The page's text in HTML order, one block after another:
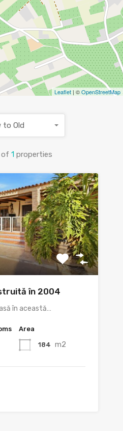
Leaflet| ©OpenStreetMap
1 properties
to Old
în 2004
în această…
Area
184 m2